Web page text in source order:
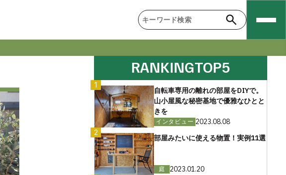
RANKINGTOP5
1
自転車専用の離れの部屋をDIYで。
山小屋風な秘密基地で優雅なひとと
きを
インタビュー 2023.08.08
2
部屋みたいに使える物置！実例11選
庭
2023.01.20